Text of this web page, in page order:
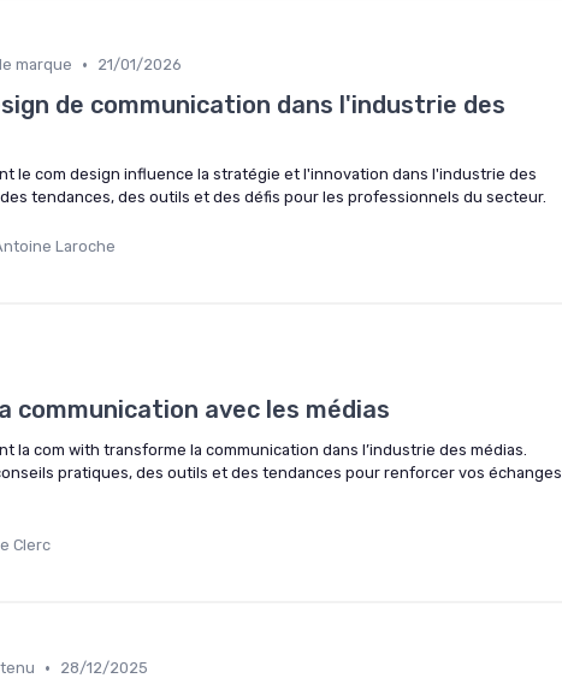
marque • 21/01/2026
de communication dans l'industrie des
le com design influence la stratégie et l'innovation dans l'industrie des
tendances, des outils et des défis pour les professionnels du secteur.
Laroche
communication avec les médias
la com with transforme la communication dans l’industrie des médias.
pratiques, des outils et des tendances pour renforcer vos échanges
Clerc
• 28/12/2025